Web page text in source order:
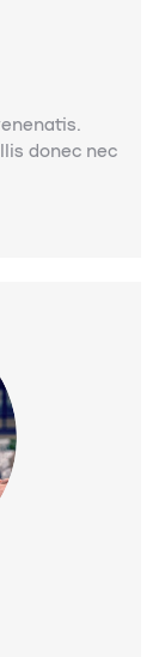
donec nec